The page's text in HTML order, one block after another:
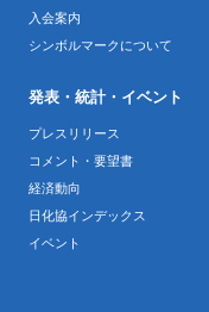
入会案内
シンボルマークについて
発表・統計・イベント
プレスリリース
コメント・要望書
経済動向
日化協インデックス
イベント